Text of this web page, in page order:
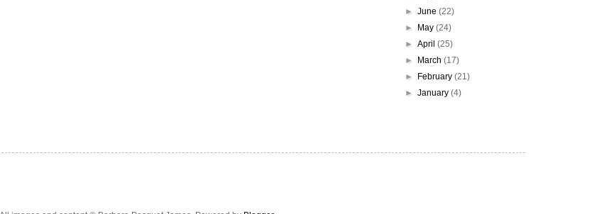
► June (22)
►
May (24)
► April (25)
►
March (17)
►
February (21)
► January (4)